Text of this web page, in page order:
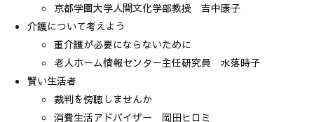
京都学園大学人間文化学部教授 吉中康子
介護について考えよう
重介護が必要にならないために
老人ホーム情報センター主任研究員 水落時子
賢い生活者
裁判を傍聴しませんか
消費生活アドバイザー 岡田ヒロミ